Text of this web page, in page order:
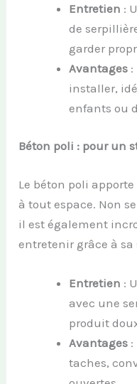
Entretien :
de
garder
Avantages :
installer,
enfants ou
Béton poli : pour un
Le béton poli
à tout espace. Non
il est également
entretenir grâce à
Entretien :
avec une
produit
Avantages
taches,